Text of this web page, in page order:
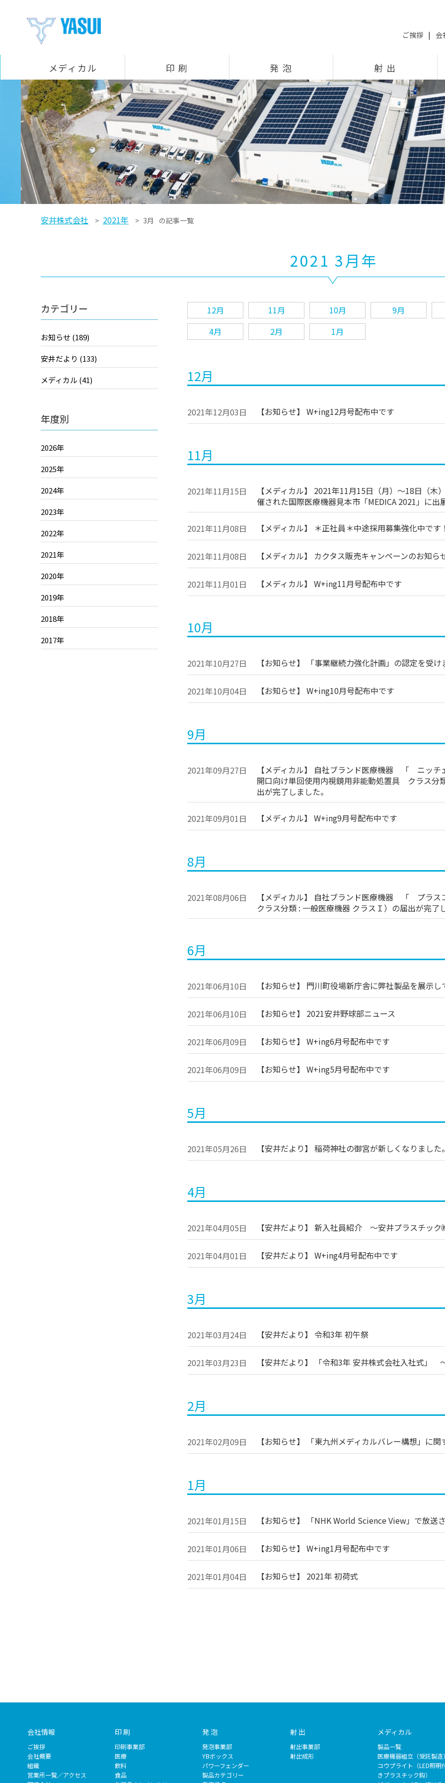
ご挨拶 | 会
メディカル
製品一覧
医療機器組立（受託製造）
コウプライト（LED照明付きプラスチック鈎）
ビボマーク（骨に描けるペン）
ラパロポインター（腹腔鏡手術用デバイス）
プラスコ（LED照明付きプラスチック腟鏡）
ニッチェンド（細径内視鏡先端用装着フード）
印 刷
印刷事業部
医療
飲料
食品
化粧品 / トイレタリー
工業用ラベル / 特殊印刷
ホットメルト
デザイン企画室
発 泡
発泡事業部
YBボックス
パワーフェンダー
製品カテゴリー
発泡拠点
フロート
射 出
射出事業部
射出成形
商事部門
真空成形品
圧空真空成形品
フィルム・シート・緩衝材
カクタス（高機能油吸着材油吸着マット）
カタログ
安井株式会社 > 2021年 > 3月 の記事一覧
2021 3月年
12月 11月 10月
9月
4月
2月 1月
12月
2021年12月03日 【お知らせ】 W+ing12月号配布中です
11月
2021年11月15日
【メディカル】 2021年11月15日（月）～18日（木
催された国際医療機器見本市「MEDICA 2021」に出
2021年11月08日 【メディカル】 ＊正社員＊中途採用募集強化中です
2021年11月08日 【メディカル】 カクタス販売キャンペーンのお知ら
2021年11月01日 【メディカル】 W+ing11月号配布中です
10月
2021年10月27日 【お知らせ】 「事業継続力強化計画」の認定を受け
2021年10月04日 【お知らせ】 W+ing10月号配布中です
9月
2021年09月27日
【メディカル】 自社ブランド医療機器 「 ニッ
開口向け単回使用内視鏡用非能動処置具 クラス分
出が完了しました。
2021年09月01日 【メディカル】 W+ing9月号配布中です
8月
2021年08月06日
【メディカル】 自社ブランド医療機器 「 プ
クラス分類 : 一般医療機器 クラスＩ）の届出が完了
6月
2021年06月10日 【お知らせ】 門川町役場新庁舎に弊社製品を展示し
2021年06月10日 【お知らせ】 2021安井野球部ニュース
2021年06月09日 【お知らせ】 W+ing6月号配布中です
2021年06月09日 【お知らせ】 W+ing5月号配布中です
5月
2021年05月26日 【安井だより】 稲荷神社の御宮が新しくなりました
4月
2021年04月05日 【安井だより】 新入社員紹介 ～安井プラスチック
2021年04月01日 【安井だより】 W+ing4月号配布中です
3月
2021年03月24日 【安井だより】 令和3年 初午祭
2021年03月23日 【安井だより】 「令和3年 安井株式会社入社式」
2月
2021年02月09日 【お知らせ】 「東九州メディカルバレー構想」に
1月
2021年01月15日 【お知らせ】 「NHK World Science View」で放送
2021年01月06日 【お知らせ】 W+ing1月号配布中です
2021年01月04日 【お知らせ】 2021年 初荷式
カテゴリー
お知らせ (189)
安井だより (133)
メディカル (41)
年度別
2026年
2025年
2024年
2023年
2022年
2021年
2020年
2019年
2018年
2017年
会社情報
ご挨拶
会社概要
組織
営業所一覧／アクセス
印 刷
印刷事業部
医療
飲料
食品
発 泡
発泡事業部
YBボックス
パワーフェンダー
製品カテゴリー
射 出
射出事業部
射出成形
メディカル
製品一覧
医療機器組立（受託製造
コウプライト（LED照明
きプラスチック鈎）